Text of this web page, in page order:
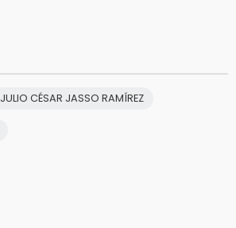
JULIO CÉSAR JASSO RAMÍREZ